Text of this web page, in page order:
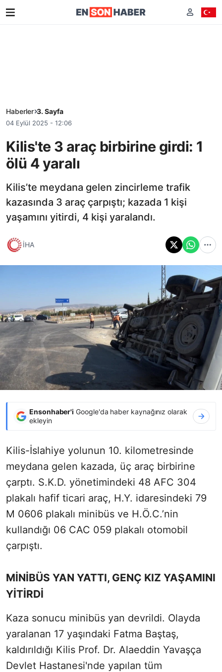
Haberler 3. Sayfa
04 Eylül 2025 - 12:06
Kilis'te 3 araç birbirine girdi: 1
ölü 4 yaralı
Kilis’te meydana gelen zincirleme trafik
kazasında 3 araç çarpıştı; kazada 1 kişi
yaşamını yitirdi, 4 kişi yaralandı.
İHA
Ensonhaber'i Google'da haber kaynağınız olarak
ekleyin
Kilis-İslahiye yolunun 10. kilometresinde
meydana gelen kazada, üç araç birbirine
çarptı. S.K.D. yönetimindeki 48 AFC 304
plakalı hafif ticari araç, H.Y. idaresindeki 79
M 0606 plakalı minibüs ve H.Ö.C.’nin
kullandığı 06 CAC 059 plakalı otomobil
çarpıştı.
MİNİBÜS YAN YATTI, GENÇ KIZ YAŞAMINI
YİTİRDİ
Kaza sonucu minibüs yan devrildi. Olayda
yaralanan 17 yaşındaki Fatma Baştaş,
kaldırıldığı Kilis Prof. Dr. Alaeddin Yavaşça
Devlet Hastanesi'nde yapılan tüm